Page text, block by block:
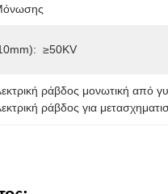
≥50KV
ράβδος μονωτική από
ράβδος για